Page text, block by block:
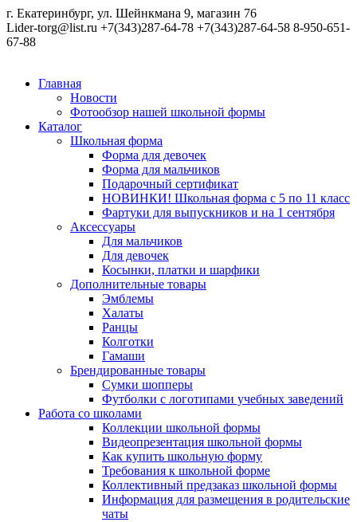
г. Екатеринбург, ул. Шейнкмана 9, магазин 76
Lider-torg@list.ru +7(343)287-64-78 +7(343)287-64-58 8-950-651-
67-88
Главная
Новости
Фотообзор нашей школьной формы
Каталог
Школьная форма
Форма для девочек
Форма для мальчиков
Подарочный сертификат
НОВИНКИ! Школьная форма с 5 по 11 класс
Фартуки для выпускников и на 1 сентября
Аксессуары
Для мальчиков
Для девочек
Косынки, платки и шарфики
Дополнительные товары
Эмблемы
Халаты
Ранцы
Колготки
Гамаши
Брендированные товары
Сумки шопперы
Футболки с логотипами учебных заведений
Работа со школами
Коллекции школьной формы
Видеопрезентация школьной формы
Как купить школьную форму
Требования к школьной форме
Коллективный предзаказ школьной формы
Информация для размещения в родительские
чаты